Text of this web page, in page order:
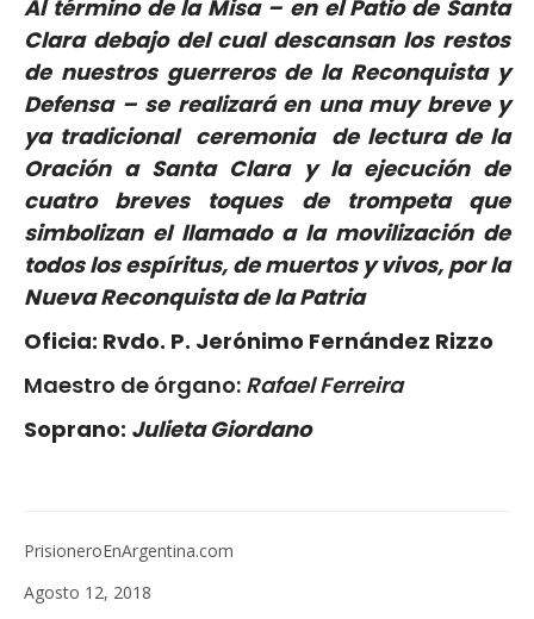
Al término de la Misa – en el Patio de Santa
Clara debajo del cual descansan los restos
de nuestros guerreros de la Reconquista y
Defensa – se realizará en una muy breve y
ya tradicional ceremonia de lectura de la
Oración a Santa Clara y la ejecución de
cuatro breves toques de trompeta que
simbolizan el llamado a la movilización de
todos los espíritus, de muertos y vivos, por la
Nueva Reconquista de la Patria
Oficia: Rvdo. P. Jerónimo Fernández Rizzo
Maestro de órgano: Rafael Ferreira
Soprano: Julieta Giordano
PrisioneroEnArgentina.com
Agosto 12, 2018